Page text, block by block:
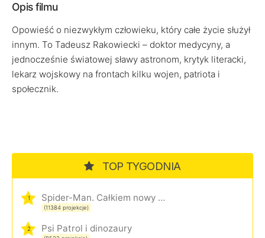
Opis filmu
Opowieść o niezwykłym człowieku, który całe życie służył
innym. To Tadeusz Rakowiecki – doktor medycyny, a
jednocześnie światowej sławy astronom, krytyk literacki,
lekarz wojskowy na frontach kilku wojen, patriota i
społecznik.
TOP TYGODNIA
1 Spider-Man. Całkiem nowy dzień
(11384 projekcje)
2 Psi Patrol i dinozaury